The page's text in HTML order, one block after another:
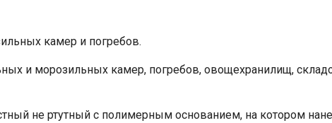
камер и погребов.
и морозильных камер, погребов, овощехранилищ,
не ртутный с полимерным основанием, на котором